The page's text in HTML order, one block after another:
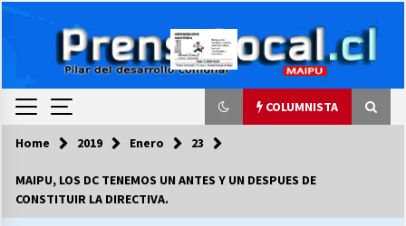
COLUMNISTA
COLUMNISTA
Home 2019 Enero 23
MAIPU, LOS DC TENEMOS UN ANTES Y UN DESPUES DE
CONSTITUIR LA DIRECTIVA.